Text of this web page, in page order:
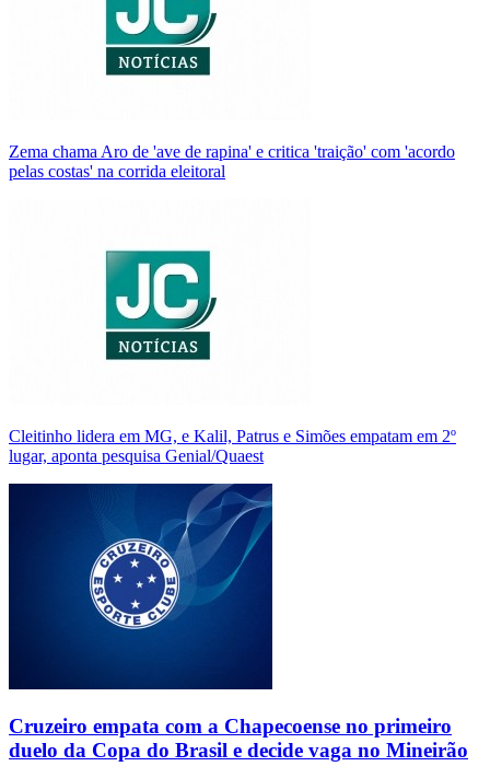
Zema chama Aro de 'ave de rapina' e critica 'traição' com 'acordo
pelas costas' na corrida eleitoral
Cleitinho lidera em MG, e Kalil, Patrus e Simões empatam em 2º
lugar, aponta pesquisa Genial/Quaest
Cruzeiro empata com a Chapecoense no primeiro
duelo da Copa do Brasil e decide vaga no Mineirão